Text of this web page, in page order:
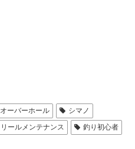
オーバーホール
シマノ
リールメンテナンス
釣り初心者